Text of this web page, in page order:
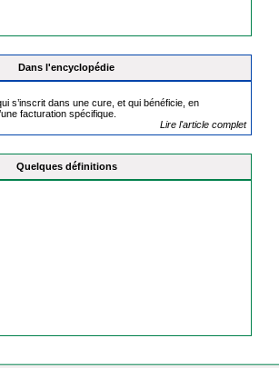
Dans l'encyclopédie
s’inscrit dans une cure, et qui bénéficie, en
facturation spécifique.
Lire l'article complet
Quelques définitions